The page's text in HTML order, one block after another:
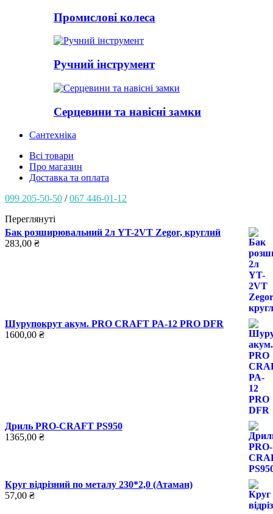
Промислові колеса
Ручний інструмент
Серцевини та навісні замки
Сантехніка
Всі товари
Про магазин
Доставка та оплата
099 205-50-50 /067 446-01-12
Переглянуті
Бак розширювальний 2л YT-2VT Zegor, круглий
283,00 ₴
Шурупокрут акум. PRO CRAFT PA-12 PRO DFR
1600,00 ₴
Дриль PRO-CRAFT PS950
1365,00 ₴
Круг відрізний по металу 230*2,0 (Атаман)
57,00 ₴